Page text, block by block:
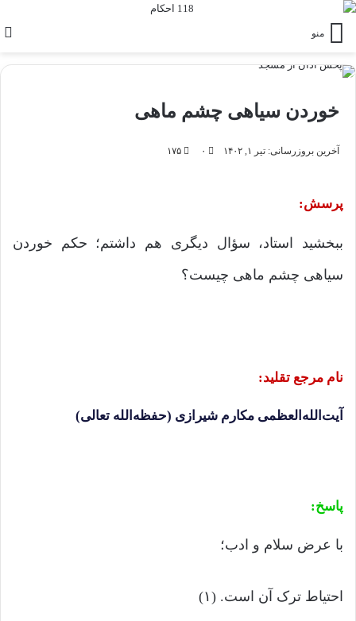
منو
خوردن سیاهی چشم ماهی
آخرین بروزرسانی: تیر ۱, ۱۴۰۲ ۰ ۱۷۵
پرسش:
ببخشید استاد، سؤال دیگری هم داشتم؛ حکم خوردن
سیاهی چشم ماهی چیست؟
نام مرجع تقلید:
آیت‌الله‌العظمی مکارم شیرازی (حفظه‌الله تعالی)
پاسخ:
با عرض سلام و ادب؛
احتیاط ترک آن است. (۱)